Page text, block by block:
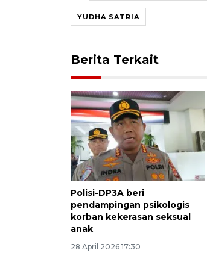
YUDHA SATRIA
Berita Terkait
Polisi-DP3A beri
pendampingan psikologis
korban kekerasan seksual
anak
28 April 2026 17:30